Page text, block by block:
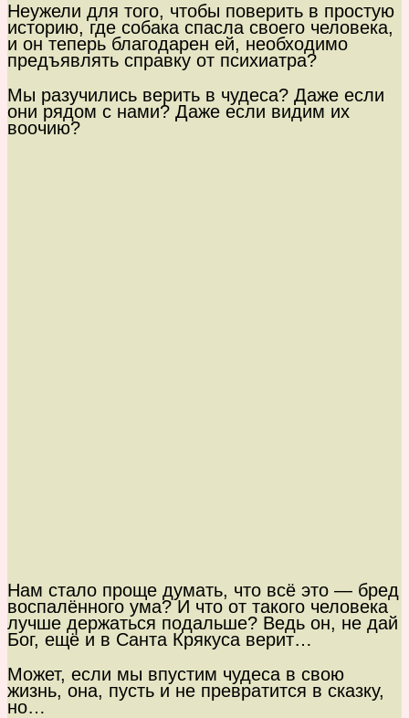
Неужели для того, чтобы поверить в простую
историю, где собака спасла своего человека,
и он теперь благодарен ей, необходимо
предъявлять справку от психиатра?
Мы разучились верить в чудеса? Даже если
они рядом с нами? Даже если видим их
воочию?
Нам стало проще думать, что всё это — бред
воспалённого ума? И что от такого человека
лучше держаться подальше? Ведь он, не дай
Бог, ещё и в Санта Крякуса верит…
Может, если мы впустим чудеса в свою
жизнь, она, пусть и не превратится в сказку,
но…